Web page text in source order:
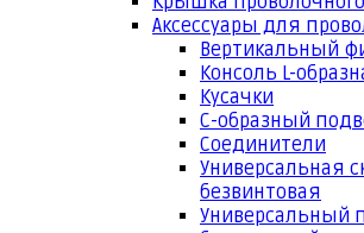
Аксессуары для
Вертикальный
Консоль L-
Кусачки
С-образный
Соединители
Универсальная
безвинтовая
Универсальный